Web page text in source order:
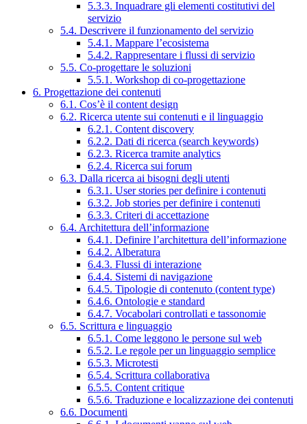
5.3.3. Inquadrare gli elementi costitutivi del
servizio
5.4. Descrivere il funzionamento del servizio
5.4.1. Mappare l’ecosistema
5.4.2. Rappresentare i flussi di servizio
5.5. Co-progettare le soluzioni
5.5.1. Workshop di co-progettazione
6. Progettazione dei contenuti
6.1. Cos’è il content design
6.2. Ricerca utente sui contenuti e il linguaggio
6.2.1. Content discovery
6.2.2. Dati di ricerca (search keywords)
6.2.3. Ricerca tramite analytics
6.2.4. Ricerca sui forum
6.3. Dalla ricerca ai bisogni degli utenti
6.3.1. User stories per definire i contenuti
6.3.2. Job stories per definire i contenuti
6.3.3. Criteri di accettazione
6.4. Architettura dell’informazione
6.4.1. Definire l’architettura dell’informazione
6.4.2. Alberatura
6.4.3. Flussi di interazione
6.4.4. Sistemi di navigazione
6.4.5. Tipologie di contenuto (content type)
6.4.6. Ontologie e standard
6.4.7. Vocabolari controllati e tassonomie
6.5. Scrittura e linguaggio
6.5.1. Come leggono le persone sul web
6.5.2. Le regole per un linguaggio semplice
6.5.3. Microtesti
6.5.4. Scrittura collaborativa
6.5.5. Content critique
6.5.6. Traduzione e localizzazione dei contenuti
6.6. Documenti